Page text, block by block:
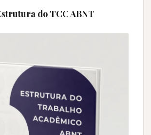
do TCC ABNT